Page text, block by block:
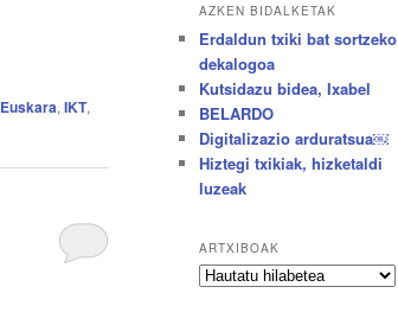
Euskara, IKT,
AZKEN BIDALKETAK
Erdaldun txiki bat sortzeko
dekalogoa
Kutsidazu bidea, Ixabel
BELARDO
Digitalizazio arduratsua￼
Hiztegi txikiak, hizketaldi
luzeak
ARTXIBOAK
Artxiboak